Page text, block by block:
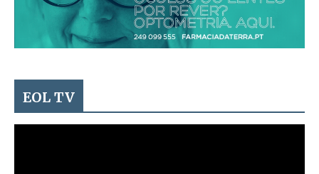
EOL TV